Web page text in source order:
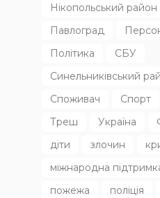
Нікопольський район
Павлоград
Політика
СБУ
Синельниківський
Споживач
Спорт
Треш
Україна
діти
злочин
міжнародна
пожежа
поліція